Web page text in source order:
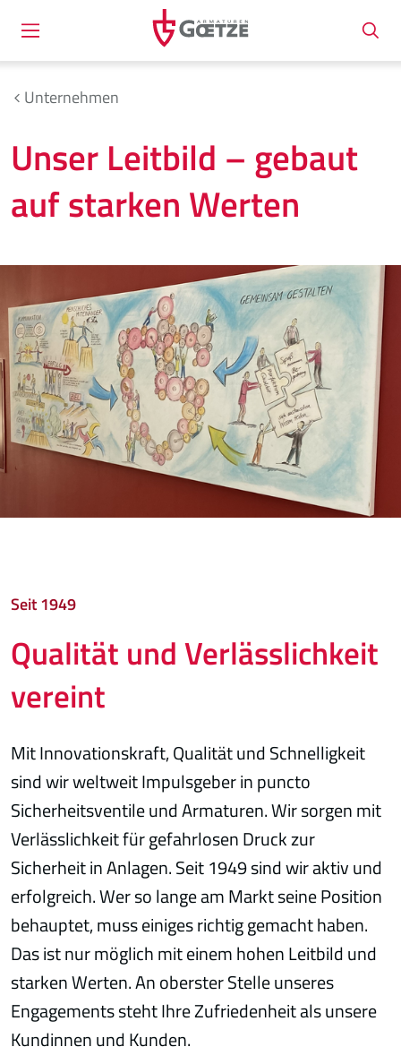
Unternehmen
Unser Leitbild – gebaut
auf starken Werten
Seit 1949
Qualität und Verlässlichkeit
vereint
Mit Innovationskraft, Qualität und Schnelligkeit
sind wir weltweit Impulsgeber in puncto
Sicherheitsventile und Armaturen. Wir sorgen mit
Verlässlichkeit für gefahrlosen Druck zur
Sicherheit in Anlagen. Seit 1949 sind wir aktiv und
erfolgreich. Wer so lange am Markt seine Position
behauptet, muss einiges richtig gemacht haben.
Das ist nur möglich mit einem hohen Leitbild und
starken Werten. An oberster Stelle unseres
Engagements steht Ihre Zufriedenheit als unsere
Kundinnen und Kunden.